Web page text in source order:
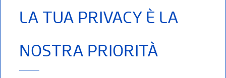
Consigli per un maggior comfort
specifico per le persone che soffrono di dolori al collo, alla nuca o
ridurre il rischio di dolore o di disagio. Il
LA TUA PRIVACY È LA
NOSTRA PRIORITÀ